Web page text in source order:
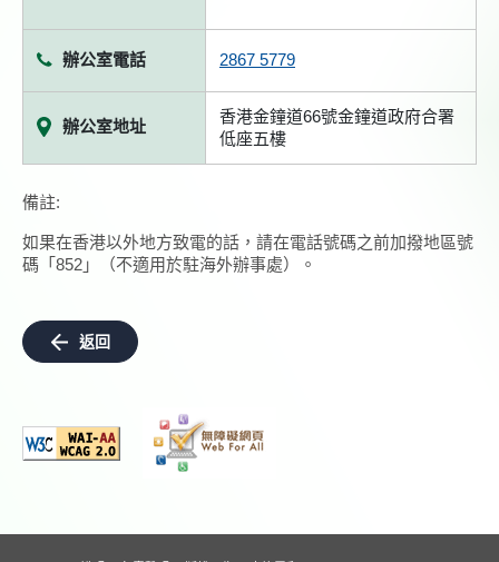
辦公室電話 2867 5779
辦公室地址
香港金鐘道66號金鐘道政府合署
低座五樓
備註:
如果在香港以外地方致電的話，請在電話號碼之前加撥地區號
碼「852」（不適用於駐海外辦事處）。
返回